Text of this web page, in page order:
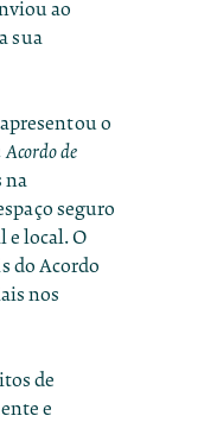
ao
sua
o
de
na
seguro
e local. O
do Acordo
nos
de
e